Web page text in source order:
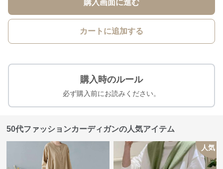
購入画面に進む
カートに追加する
購入時のルール
必ず購入前にお読みください。
50代ファッションカーディガンの人気アイテム
人気